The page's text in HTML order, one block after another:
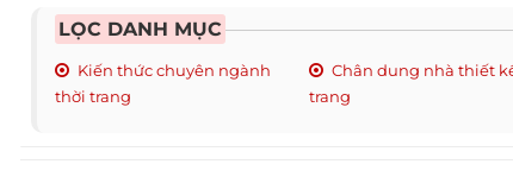
LỌC DANH MỤC
Kiến thức chuyên ngành
thời trang
Chân dung nhà thiết
trang